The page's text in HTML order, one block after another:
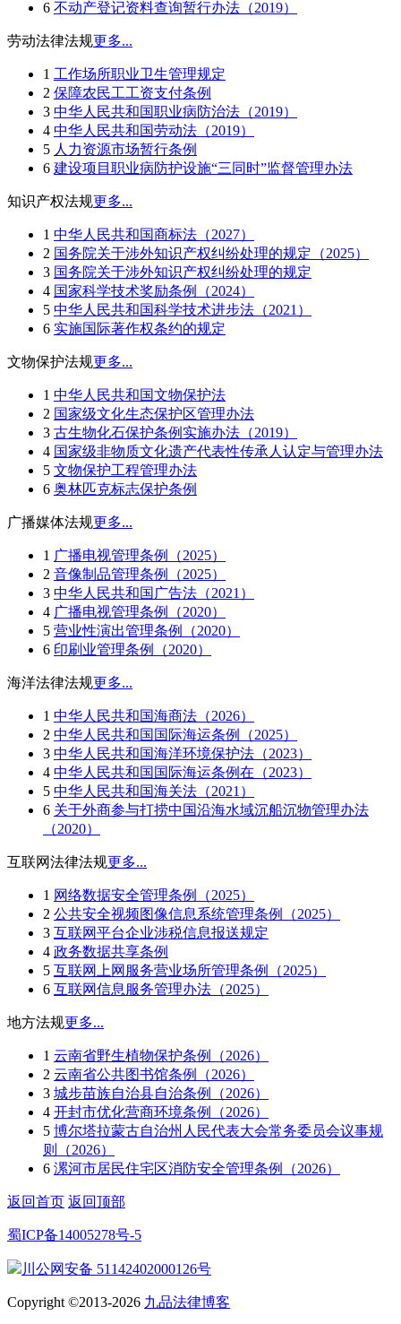
6 不动产登记资料查询暂行办法（2019）
劳动法律法规更多...
1 工作场所职业卫生管理规定
2 保障农民工工资支付条例
3 中华人民共和国职业病防治法（2019）
4 中华人民共和国劳动法（2019）
5 人力资源市场暂行条例
6 建设项目职业病防护设施“三同时”监督管理办法
知识产权法规更多...
1 中华人民共和国商标法（2027）
2 国务院关于涉外知识产权纠纷处理的规定（2025）
3 国务院关于涉外知识产权纠纷处理的规定
4 国家科学技术奖励条例（2024）
5 中华人民共和国科学技术进步法（2021）
6 实施国际著作权条约的规定
文物保护法规更多...
1 中华人民共和国文物保护法
2 国家级文化生态保护区管理办法
3 古生物化石保护条例实施办法（2019）
4 国家级非物质文化遗产代表性传承人认定与管理办法
5 文物保护工程管理办法
6 奥林匹克标志保护条例
广播媒体法规更多...
1 广播电视管理条例（2025）
2 音像制品管理条例（2025）
3 中华人民共和国广告法（2021）
4 广播电视管理条例（2020）
5 营业性演出管理条例（2020）
6 印刷业管理条例（2020）
海洋法律法规更多...
1 中华人民共和国海商法（2026）
2 中华人民共和国国际海运条例（2025）
3 中华人民共和国海洋环境保护法（2023）
4 中华人民共和国国际海运条例在（2023）
5 中华人民共和国海关法（2021）
6 关于外商参与打捞中国沿海水域沉船沉物管理办法
（2020）
互联网法律法规更多...
1 网络数据安全管理条例（2025）
2 公共安全视频图像信息系统管理条例（2025）
3 互联网平台企业涉税信息报送规定
4 政务数据共享条例
5 互联网上网服务营业场所管理条例（2025）
6 互联网信息服务管理办法（2025）
地方法规更多...
1 云南省野生植物保护条例（2026）
2 云南省公共图书馆条例（2026）
3 城步苗族自治县自治条例（2026）
4 开封市优化营商环境条例（2026）
5 博尔塔拉蒙古自治州人民代表大会常务委员会议事规
则（2026）
6 漯河市居民住宅区消防安全管理条例（2026）
返回首页 返回顶部
蜀ICP备14005278号-5
川公网安备 51142402000126号
Copyright ©2013-2026 九品法律博客